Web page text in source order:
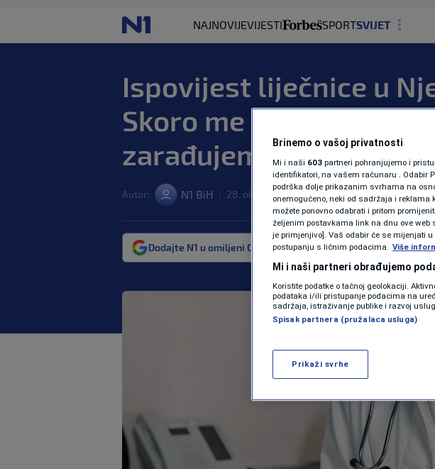
NAJNOVIJEVIJESTI SPORTSVIJET
N1
VIDEO
Ispovijest liječnice u
Skoro me sramota
zarađujem
Autor: N1 BiH 28. okt. 2024. 15:41 SVIJET 1 komentar
Dodajte N1 u omiljeni Google izvor Više
Brinemo o vašoj privatnosti
Mi i naši 603 partneri pohranjujemo i
identifikatori, na vašem računaru . Odabir
podrška dolje prikazanim svrhama na
onemogućeno, neki od sadržaja i reklama
možete ponovno odabrati i pritom
željenim postavkama link na dnu ove
je primjenjivo]. Vaš odabir će se mijenjati u
postupanju s ličnim podacima. Više
Mi i naši partneri obrađujemo
Koristite podatke o tačnoj geolokaciji.
podataka i/ili pristupanje podacima na
sadržaja, istraživanje publike i razvoj
Spisak partnera (pružalaca usluga)
Prikaži svrhe